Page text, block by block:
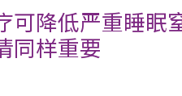
可降低严重睡眠
同样重要